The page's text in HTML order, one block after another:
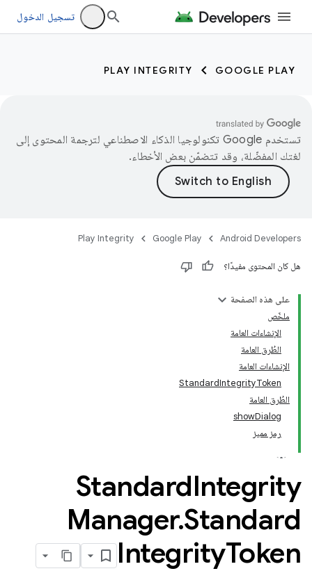
تسجيل الدخول
GOOGLE PLAY
PLAY INTEGRITY
تستخدم Google تكنولوجيا الذكاء الاصطناعي لترجمة المحتوى إلى
لغتك المفضّلة، وقد تتضمّن بعض الأخطاء.
Android Developers
Google Play
Play Integrity
هل كان المحتوى مفيدًا؟
على هذه الصفحة
ملخّص
الإنشاءات العامة
الطُرق العامة
الإنشاءات العامة
StandardIntegrityToken
الطُرق العامة
showDialog
رمز مميز
StandardIntegrity
Manager.Standard
IntegrityToken